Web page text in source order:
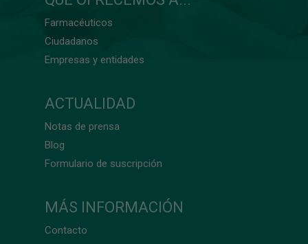
Farmacéuticos
Ciudadanos
Empresas y entidades
ACTUALIDAD
Notas de prensa
Blog
Formulario de suscripción
MÁS INFORMACIÓN
Contacto